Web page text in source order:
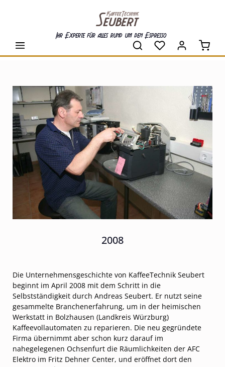
Ihr Experte für alles rund um den Espresso
2008
Die Unternehmensgeschichte von KaffeeTechnik Seubert
beginnt im April 2008 mit dem Schritt in die
Selbstständigkeit durch Andreas Seubert. Er nutzt seine
gesammelte Branchenerfahrung, um in der heimischen
Werkstatt in Bolzhausen (Landkreis Würzburg)
Kaffeevollautomaten zu reparieren. Die neu gegründete
Firma übernimmt aber schon kurz darauf im
nahegelegenen Ochsenfurt die Räumlichkeiten der AFC
Elektro im Fritz Dehner Center, und eröffnet dort den